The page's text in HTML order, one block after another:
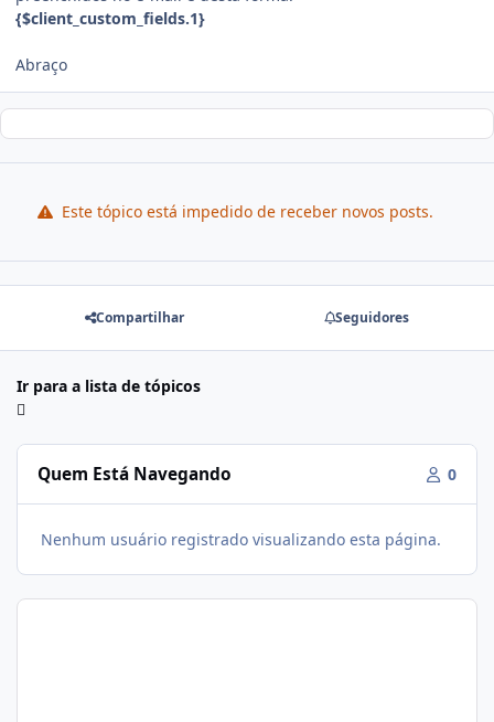
{$client_custom_fields.1}
Abraço
Este tópico está impedido de receber novos posts.
Compartilhar Seguidores
Ir para a lista de tópicos
Quem Está Navegando 0
Nenhum usuário registrado visualizando esta página.